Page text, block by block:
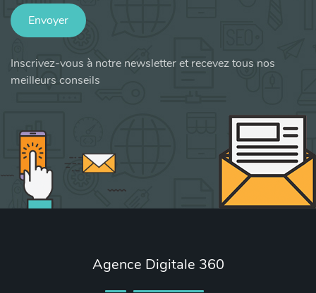
Envoyer
Inscrivez-vous à notre newsletter et recevez tous nos
meilleurs conseils
Agence Digitale 360